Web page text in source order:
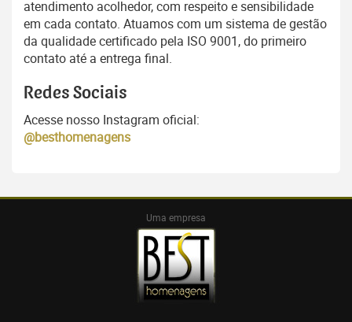
atendimento acolhedor, com respeito e sensibilidade
em cada contato. Atuamos com um sistema de gestão
da qualidade certificado pela ISO 9001, do primeiro
contato até a entrega final.
Redes Sociais
Acesse nosso Instagram oficial:
@besthomenagens
Uma empresa